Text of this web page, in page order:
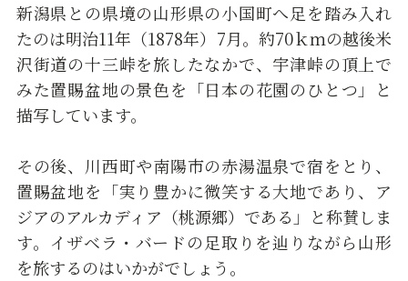
新潟県との県境の山形県の小国町へ足を踏み入れ
たのは明治11年（1878年）7月。約70ｋｍの越後米
沢街道の十三峠を旅したなかで、宇津峠の頂上で
みた置賜盆地の景色を「日本の花園のひとつ」と
描写しています。
その後、川西町や南陽市の赤湯温泉で宿をとり、
置賜盆地を「実り豊かに微笑する大地であり、ア
ジアのアルカディア（桃源郷）である」と称賛しま
す。イザベラ・バードの足取りを辿りながら山形
を旅するのはいかがでしょう。